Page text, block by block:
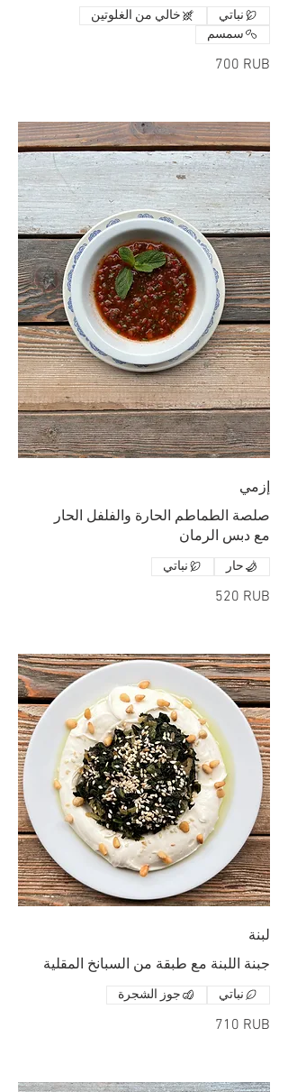
‏700 RUB
نباتي
خالي من الغلوتين
سمسم
إزمي
مع دبس الرمان
‏520 RUB
حار نباتي
لبنة
جبنة اللبنة مع طبقة من السبانخ المقلية
‏710 RUB
نباتي جوز الشجرة